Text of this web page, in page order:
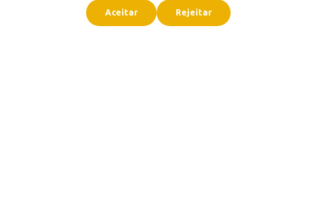
Aceitar Rejeitar